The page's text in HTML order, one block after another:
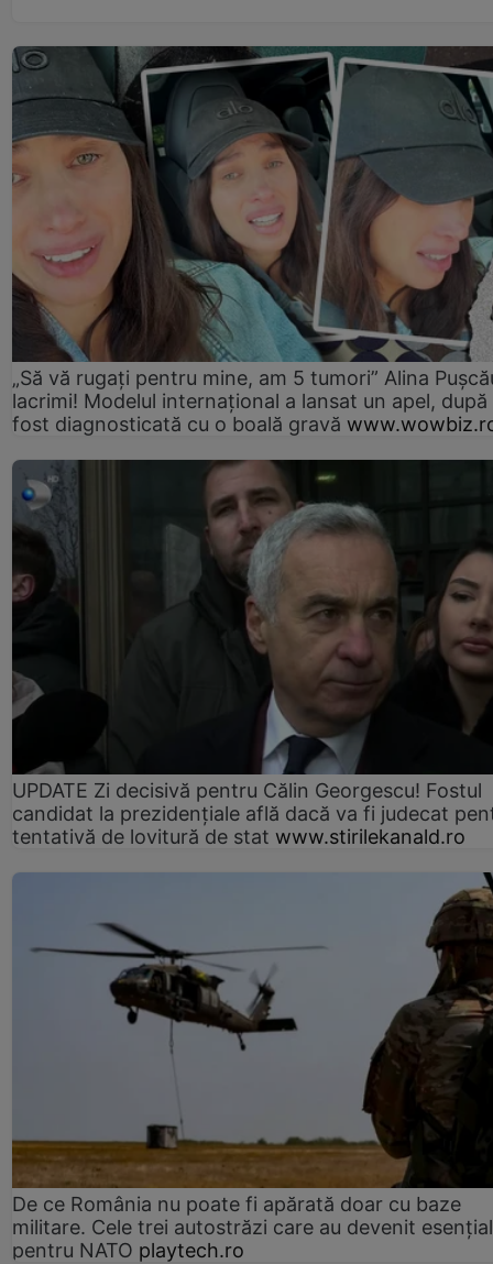
„Să vă rugați pentru mine, am 5 tumori” Alina
lacrimi! Modelul internațional a lansat un apel, după
fost diagnosticată cu o boală gravă
UPDATE Zi decisivă pentru Călin Georgescu! Fostul
candidat la prezidențiale află dacă va fi judecat
tentativă de lovitură de stat www.stirilekanald.ro
De ce România nu poate fi apărată doar cu baze
militare. Cele trei autostrăzi care au devenit
pentru NATO playtech.ro